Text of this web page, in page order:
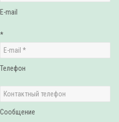
E-mail
*
Телефон
Сообщение